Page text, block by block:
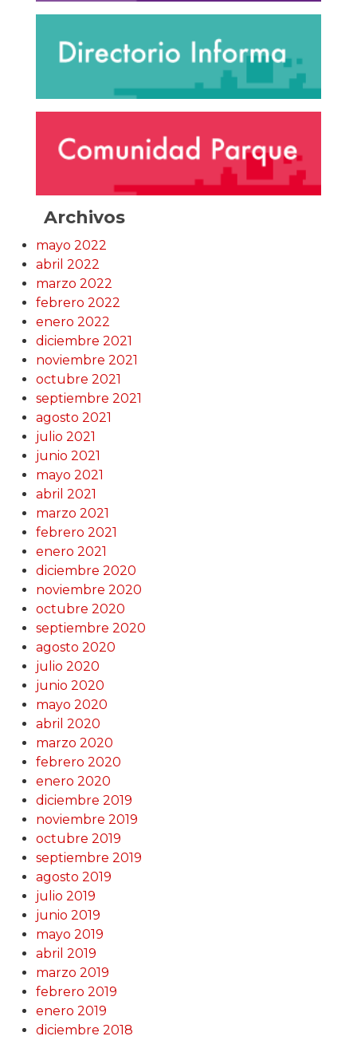
Archivos
mayo 2022
abril 2022
marzo 2022
febrero 2022
enero 2022
diciembre 2021
noviembre 2021
octubre 2021
septiembre 2021
agosto 2021
julio 2021
junio 2021
mayo 2021
abril 2021
marzo 2021
febrero 2021
enero 2021
diciembre 2020
noviembre 2020
octubre 2020
septiembre 2020
agosto 2020
julio 2020
junio 2020
mayo 2020
abril 2020
marzo 2020
febrero 2020
enero 2020
diciembre 2019
noviembre 2019
octubre 2019
septiembre 2019
agosto 2019
julio 2019
junio 2019
mayo 2019
abril 2019
marzo 2019
febrero 2019
enero 2019
diciembre 2018